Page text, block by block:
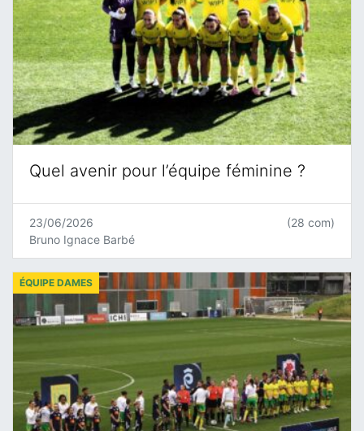
Quel avenir pour l’équipe féminine ?
23/06/2026
Bruno Ignace Barbé
(28 com)
ÉQUIPE DAMES